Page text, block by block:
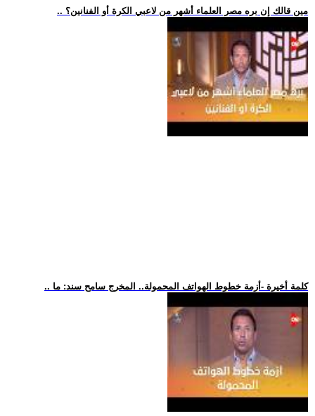
.. مين قالك إن بره مصر العلماء أشهر من لاعبي الكرة أو الفنانين؟
.. كلمة أخيرة -أزمة خطوط الهواتف المحمولة.. المخرج سامح سند: ما